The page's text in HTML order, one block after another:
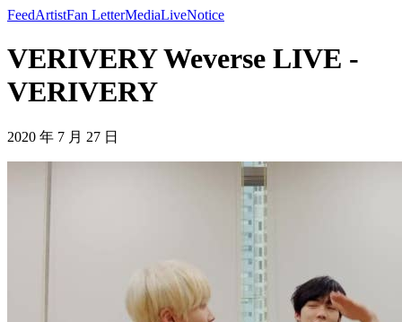
FeedArtistFan LetterMediaLiveNotice
VERIVERY Weverse LIVE -
VERIVERY
2020 年 7 月 27 日